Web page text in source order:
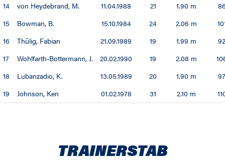
14
von Heydebrand, M. 11.04.1988 21 1.90 m
15
Bowman, B. 15.10.1984 24 2.06 m
16
Thülig, Fabian 21.09.1989 19 1.99 m
17
Wohlfarth-Bottermann, J. 20.02.1990 19 2.08 m
18
Lubanzadio, K. 13.05.1989 20 1.90 m
19
Johnson, Ken 01.02.1978 31 2.10 m
TRAINERSTAB